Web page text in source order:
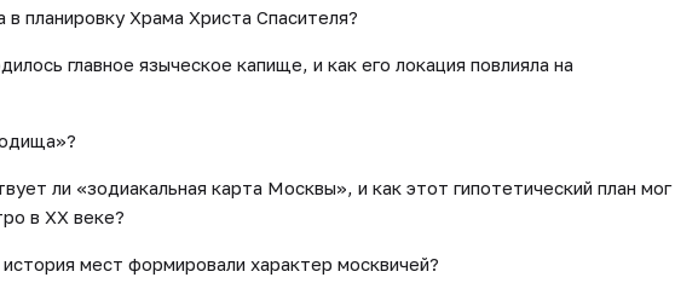
планировку Храма Христа Спасителя?
главное языческое капище, и как его локация повлияла на
ли «зодиакальная карта Москвы», и как этот гипотетический план мог
в XX веке?
мест формировали характер москвичей?